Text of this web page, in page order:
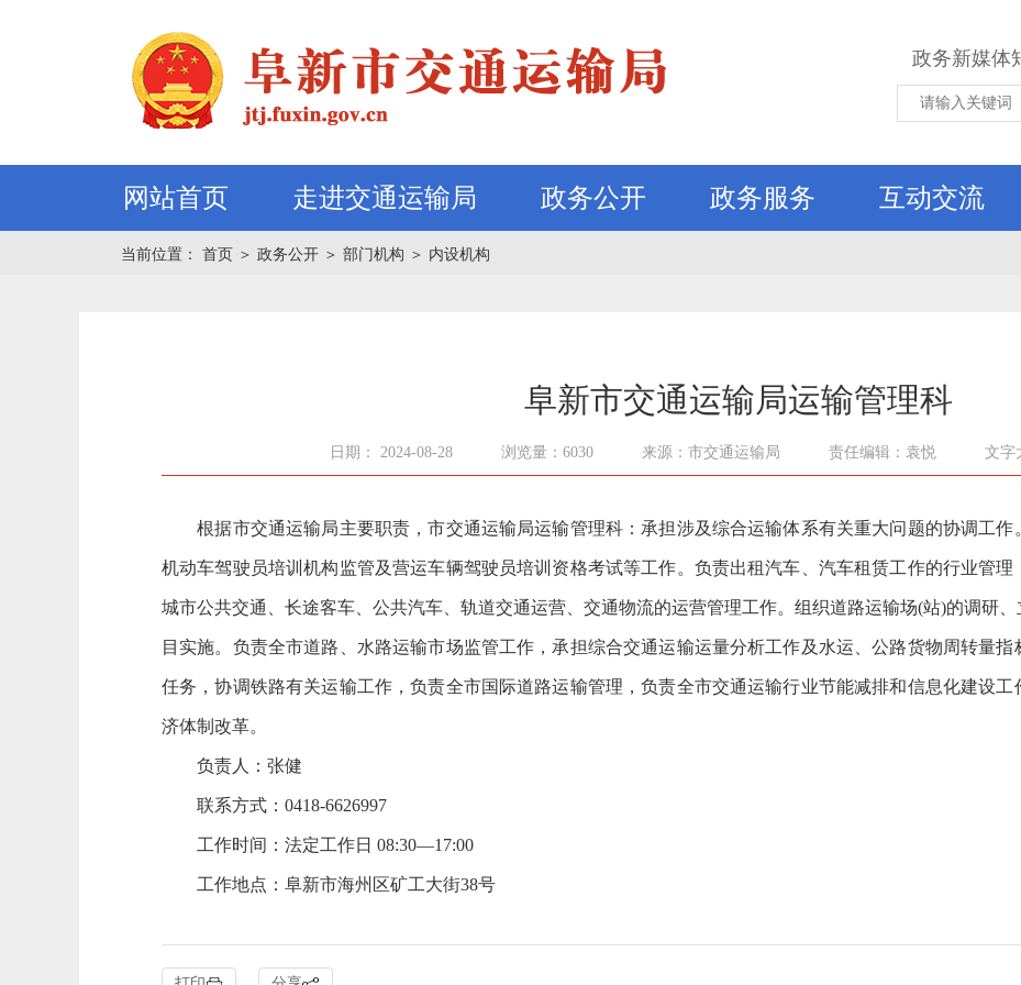
政务新媒体
网站首页 走进交通运输局 政务公开 政务服务 互动交流
当前位置： 首页 ＞ 政务公开 ＞ 部门机构 ＞ 内设机构
阜新市交通运输局运输管理科
日期： 2024-08-28 浏览量：6030 来源：市交通运输局 责任编辑：袁悦 文字
根据市交通运输局主要职责，市交通运输局运输管理科： 承担涉及综合运输体系有关重大问题的协调工作
机动车驾驶员培训机构监管及营运车辆驾驶员培训资格考试等工作。负责出租汽车、汽车租赁工作的行业管
城市公共交通、长途客车、公共汽车、轨道交通运营、交通物流的运营管理工作。组织道路运输场(站)的调研
目实施。负责全市道路、水路运输市场监管工作，承担综合交通运输运量分析工作及水运、公路货物周转量指
任务，协调铁路有关运输工作，负责全市国际道路运输管理，负责全市交通运输行业节能减排和信息化建设
济体制改革。
负责人：张健
联系方式：0418-6626997
工作时间：法定工作日 08:30—17:00
工作地点：阜新市海州区矿工大街38号